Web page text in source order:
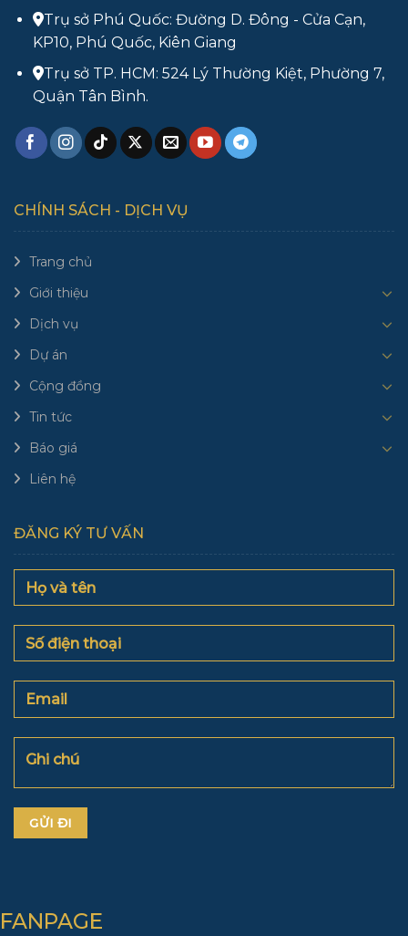
Trụ sở Phú Quốc: Đường D. Đông - Cửa Cạn,
KP10, Phú Quốc, Kiên Giang
Trụ sở TP. HCM: 524 Lý Thường Kiệt, Phường 7,
Quận Tân Bình.
CHÍNH SÁCH - DỊCH VỤ
Trang chủ
Giới thiệu
Dịch vụ
Dự án
Cộng đồng
Tin tức
Báo giá
Liên hệ
ĐĂNG KÝ TƯ VẤN
FANPAGE